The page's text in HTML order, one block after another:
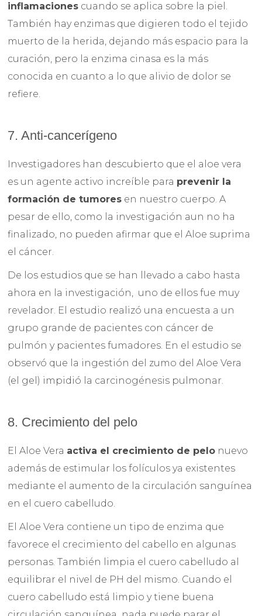
inflamaciones cuando se aplica sobre la piel.
También hay enzimas que digieren todo el tejido
muerto de la herida, dejando más espacio para la
curación, pero la enzima cinasa es la más
conocida en cuanto a lo que alivio de dolor se
refiere.
7. Anti-cancerígeno
Investigadores han descubierto que el aloe vera
es un agente activo increíble para prevenir la
formación de tumores en nuestro cuerpo. A
pesar de ello, como la investigación aun no ha
finalizado, no pueden afirmar que el Aloe suprima
el cáncer.
De los estudios que se han llevado a cabo hasta
ahora en la investigación, uno de ellos fue muy
revelador. El estudio realizó una encuesta a un
grupo grande de pacientes con cáncer de
pulmón y pacientes fumadores. En el estudio se
observó que la ingestión del zumo del Aloe Vera
(el gel) impidió la carcinogénesis pulmonar.
8. Crecimiento del pelo
El Aloe Vera activa el crecimiento de pelo nuevo
además de estimular los folículos ya existentes
mediante el aumento de la circulación sanguínea
en el cuero cabelludo.
El Aloe Vera contiene un tipo de enzima que
favorece el crecimiento del cabello en algunas
personas. También limpia el cuero cabelludo al
equilibrar el nivel de PH del mismo. Cuando el
cuero cabelludo está limpio y tiene buena